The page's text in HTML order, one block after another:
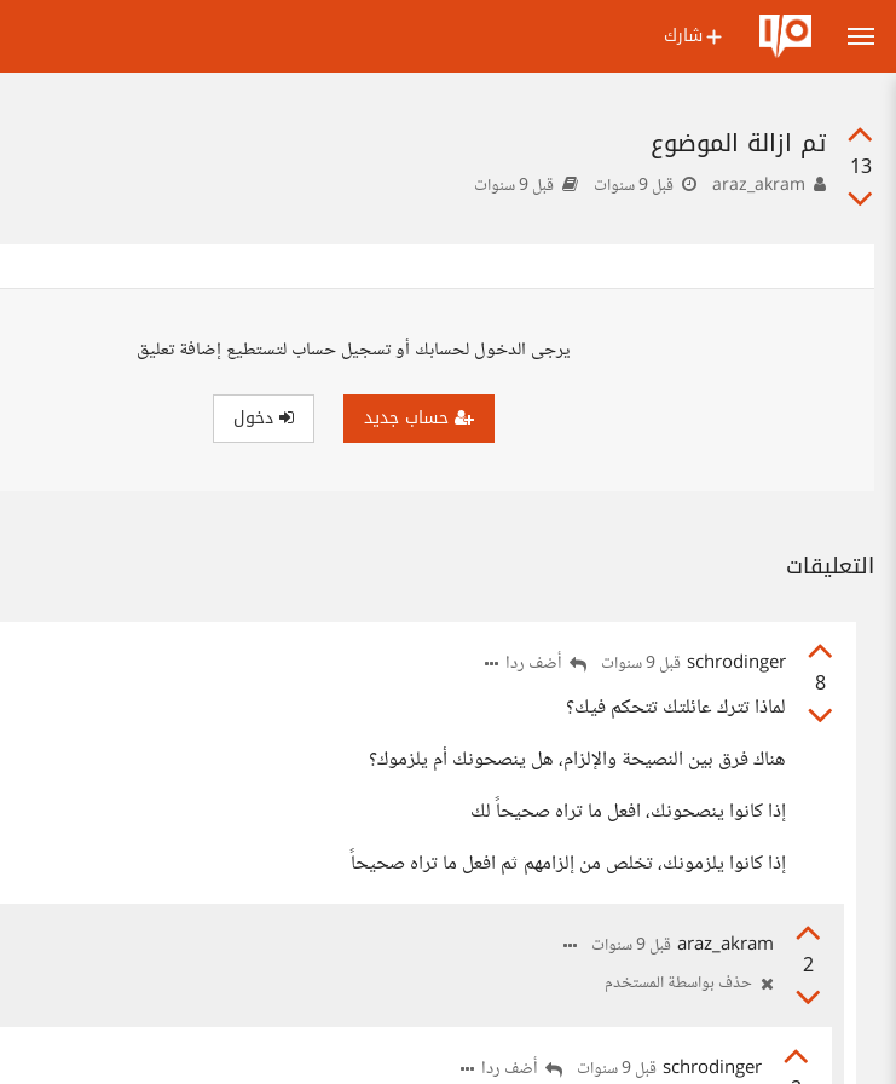
شارك
13
تم ازالة الموضوع
قبل 9 سنوات قبل 9 سنوات
يرجى الدخول لحسابك أو تسجيل حساب لتستطيع إضافة تعليق
حساب جديد دخول
التعليقات
8
schrodinger قبل 9 سنوات أضف ردا
لماذا تترك عائلتك تتحكم فيك؟
هناك فرق بين النصيحة والإلزام، هل ينصحونك أم يلزموك؟
إذا كانوا ينصحونك، افعل ما تراه صحيحاً لك
إذا كانوا يلزمونك، تخلص من إلزامهم ثم افعل ما تراه صحيحاً
2
araz_akram قبل 9 سنوات
حذف بواسطة المستخدم
schrodinger قبل 9 سنوات
أضف ردا